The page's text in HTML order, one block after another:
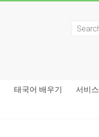
태국어 배우기 서비스